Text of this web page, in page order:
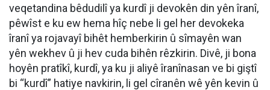
veqetandina bêdudilî ya kurdî ji devokên din yên îranî,
pêwîst e ku ew hema hîç nebe li gel her devokeka
îranî ya rojavayî bihêt hemberkirin û sîmayên wan
yên wekhev û ji hev cuda bihên rêzkirin. Divê, ji bona
hoyên pratîkî, kurdî, ya ku ji aliyê îranînasan ve bi giştî
bi “kurdî” hatiye navkirin, li gel cîranên wê yên kevin û